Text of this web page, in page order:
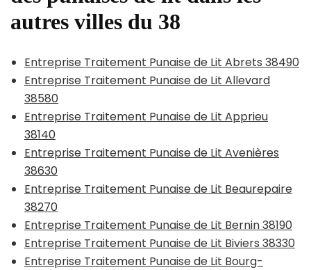
autres villes du 38
Entreprise Traitement Punaise de Lit Abrets 38490
Entreprise Traitement Punaise de Lit Allevard
38580
Entreprise Traitement Punaise de Lit Apprieu
38140
Entreprise Traitement Punaise de Lit Avenières
38630
Entreprise Traitement Punaise de Lit Beaurepaire
38270
Entreprise Traitement Punaise de Lit Bernin 38190
Entreprise Traitement Punaise de Lit Biviers 38330
Entreprise Traitement Punaise de Lit Bourg-